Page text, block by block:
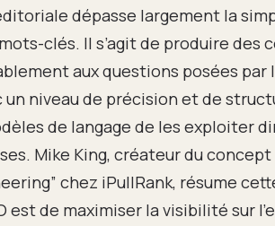
dépasse largement la
clés. Il s’agit de produire des
aux questions posées par
niveau de précision et de
de langage de les exploiter
Mike King, créateur du
chez iPullRank, résume
est de maximiser la visibilité sur